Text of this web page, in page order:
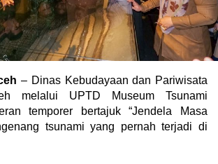
– Dinas Kebudayaan dan Pariwisata
melalui UPTD Museum Tsunami
temporer bertajuk “Jendela Masa
tsunami yang pernah terjadi di